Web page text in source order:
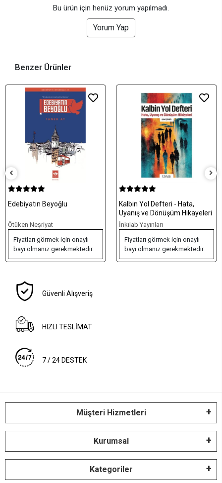
Bu ürün için henüz yorum yapılmadı.
Yorum Yap
Benzer Ürünler
Edebiyatın Beyoğlu
Ötüken Neşriyat
Fiyatları görmek için onaylı
bayi olmanız gerekmektedir.
Kalbin Yol Defteri - Hata,
Uyanış ve Dönüşüm Hikayeleri
İnkılab Yayınları
Fiyatları görmek için onaylı
bayi olmanız gerekmektedir.
Güvenli Alışveriş
HIZLI TESLİMAT
7 / 24 DESTEK
Müşteri Hizmetleri
Kurumsal
Kategoriler